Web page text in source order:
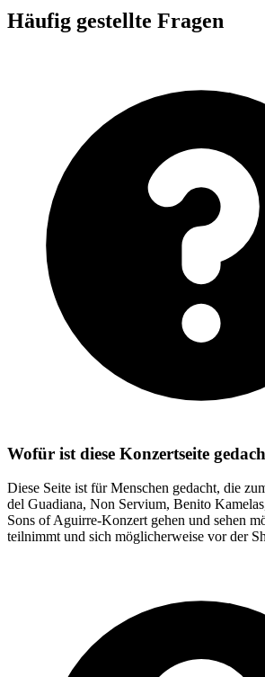
Häufig gestellte Fragen
Wofür ist diese Konzertseite
Diese Seite ist für Menschen gedacht, die
del Guadiana, Non Servium, Benito
Sons of Aguirre-Konzert gehen und sehen
teilnimmt und sich möglicherweise vor der